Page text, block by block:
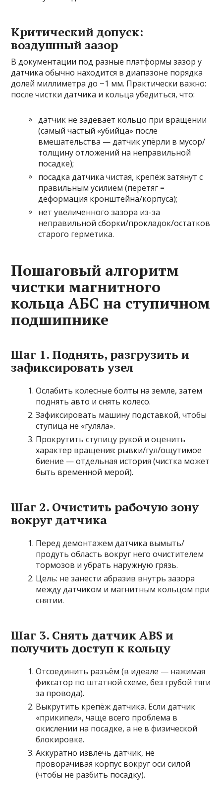
Критический допуск:
воздушный зазор
В документации под разные платформы зазор у
датчика обычно находится в диапазоне порядка
долей миллиметра до ~1 мм. Практически важно:
после чистки датчика и кольца убедиться, что:
датчик не задевает кольцо при вращении
(самый частый «убийца» после
вмешательства — датчик упёрли в мусор/
толщину отложений на неправильной
посадке);
посадка датчика чистая, крепёж затянут с
правильным усилием (перетяг =
деформация кронштейна/корпуса);
нет увеличенного зазора из-за
неправильной сборки/прокладок/остатков
старого герметика.
Пошаговый алгоритм
чистки магнитного
кольца АБС на ступичном
подшипнике
Шаг 1. Поднять, разгрузить и
зафиксировать узел
Ослабить колесные болты на земле, затем
поднять авто и снять колесо.
Зафиксировать машину подставкой, чтобы
ступица не «гуляла».
Прокрутить ступицу рукой и оценить
характер вращения: рывки/гул/ощутимое
биение — отдельная история (чистка может
быть временной мерой).
Шаг 2. Очистить рабочую зону
вокруг датчика
Перед демонтажем датчика вымыть/
продуть область вокруг него очистителем
тормозов и убрать наружную грязь.
Цель: не занести абразив внутрь зазора
между датчиком и магнитным кольцом при
снятии.
Шаг 3. Снять датчик ABS и
получить доступ к кольцу
Отсоединить разъём (в идеале — нажимая
фиксатор по штатной схеме, без грубой тяги
за провода).
Выкрутить крепёж датчика. Если датчик
«прикипел», чаще всего проблема в
окислении на посадке, а не в физической
блокировке.
Аккуратно извлечь датчик, не
проворачивая корпус вокруг оси силой
(чтобы не разбить посадку).